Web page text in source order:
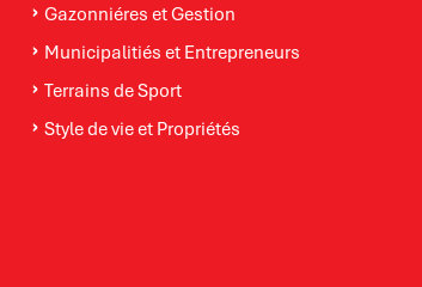
Gazonniéres et Gestion
Municipalitiés et Entrepreneurs
Terrains de Sport
Style de vie et Propriétés